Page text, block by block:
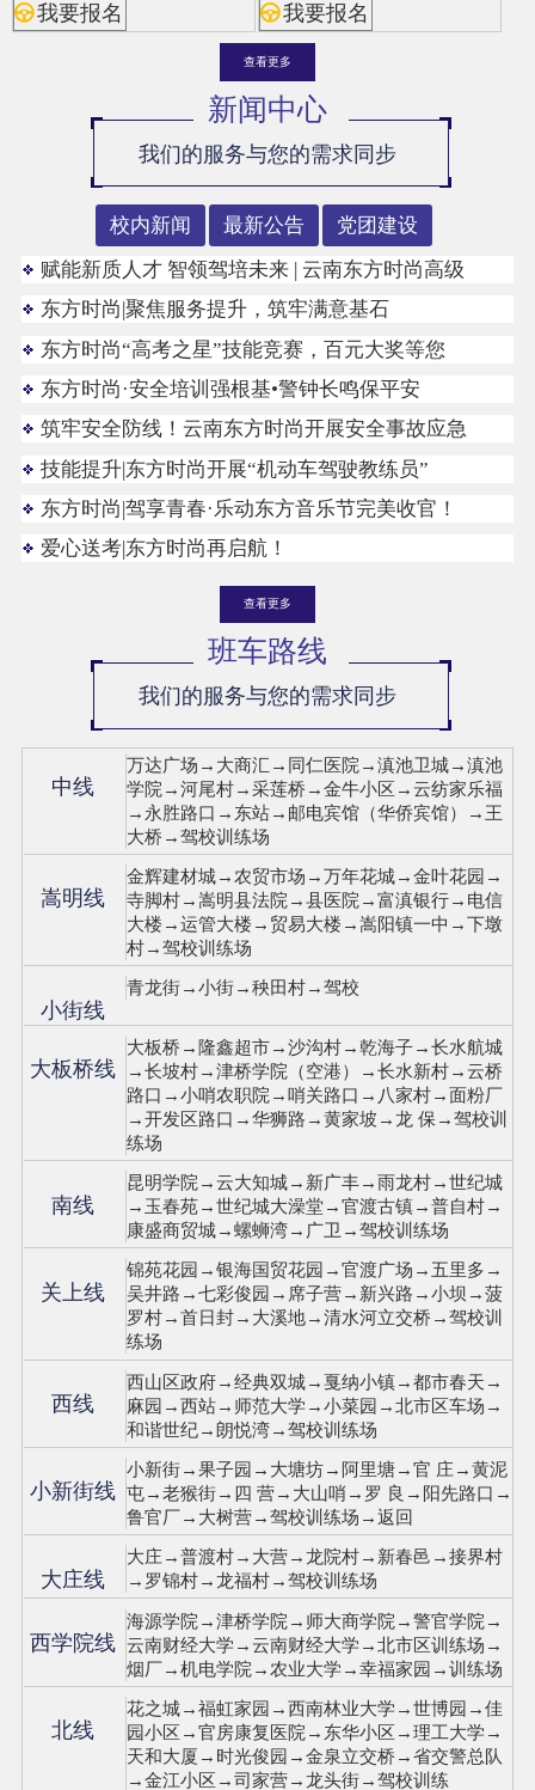
我要报名 我要报名
查看更多
新闻中心
我们的服务与您的需求同步
校内新闻 最新公告
党团建设
赋能新质人才 智领驾培未来 | 云南东方时尚高级
东方时尚|聚焦服务提升，筑牢满意基石
东方时尚“高考之星”技能竞赛，百元大奖等您
东方时尚·安全培训强根基•警钟长鸣保平安
筑牢安全防线！云南东方时尚开展安全事故应急
技能提升|东方时尚开展“机动车驾驶教练员”
东方时尚|驾享青春·乐动东方音乐节完美收官！
爱心送考|东方时尚再启航！
查看更多
班车路线
我们的服务与您的需求同步
中线
万达广场→大商汇→同仁医院→滇池卫城→滇池
学院→河尾村→采莲桥→金牛小区→云纺家乐福
→永胜路口→东站→邮电宾馆（华侨宾馆）→王
大桥→驾校训练场
嵩明线
金辉建材城→农贸市场→万年花城→金叶花园→
寺脚村→嵩明县法院→县医院→富滇银行→电信
大楼→运管大楼→贸易大楼→嵩阳镇一中→下墩
村→驾校训练场
小街线
青龙街→小街→秧田村→驾校
大板桥线
大板桥→隆鑫超市→沙沟村→乾海子→长水航城
→长坡村→津桥学院（空港）→长水新村→云桥
路口→小哨农职院→哨关路口→八家村→面粉厂
→开发区路口→华狮路→黄家坡→龙 保→驾校训
练场
南线
昆明学院→云大知城→新广丰→雨龙村→世纪城
→玉春苑→世纪城大澡堂→官渡古镇→普自村→
康盛商贸城→螺蛳湾→广卫→驾校训练场
关上线
锦苑花园→银海国贸花园→官渡广场→五里多→
吴井路→七彩俊园→席子营→新兴路→小坝→菠
罗村→首日封→大溪地→清水河立交桥→驾校训
练场
西线
西山区政府→经典双城→戛纳小镇→都市春天→
麻园→西站→师范大学→小菜园→北市区车场→
和谐世纪→朗悦湾→驾校训练场
小新街线
小新街→果子园→大塘坊→阿里塘→官 庄→黄泥
屯→老猴街→四 营→大山哨→罗 良→阳先路口→
鲁官厂→大树营→驾校训练场→返回
大庄线
大庄→普渡村→大营→龙院村→新春邑→接界村
→罗锦村→龙福村→驾校训练场
西学院线
海源学院→津桥学院→师大商学院→警官学院→
云南财经大学→云南财经大学→北市区训练场→
烟厂→机电学院→农业大学→幸福家园→训练场
北线
花之城→福虹家园→西南林业大学→世博园→佳
园小区→官房康复医院→东华小区→理工大学→
天和大厦→时光俊园→金泉立交桥→省交警总队
→金江小区→司家营→龙头街→驾校训练